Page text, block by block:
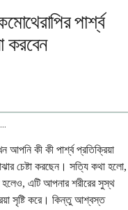
পার্শ্ব
করবেন
Chemotherapy Side Effects Management And Supportive Care
আপনি কী কী পার্শ্ব প্রতিক্রিয়া
চেষ্টা করছেন। সত্যি কথা হলো,
হলেও, এটি আপনার শরীরের সুস্থ
সৃষ্টি করে। কিন্তু আশ্বস্ত